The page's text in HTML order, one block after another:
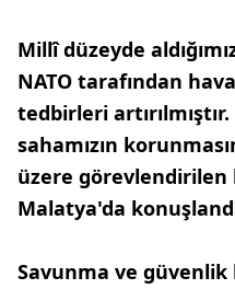
Millî düzeyde
NATO tarafından
tedbirleri
sahamızın
üzere
Malatya'da
Savunma ve